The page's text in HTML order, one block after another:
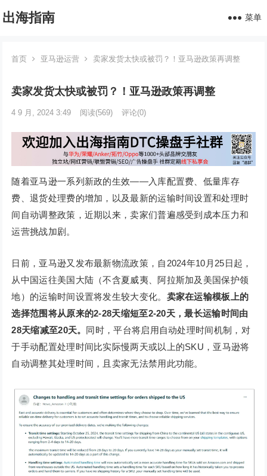
出海指南 菜单
首页 亚马逊运营 卖家发货太快或被罚？！亚马逊政策再调整
卖家发货太快或被罚？！亚马逊政策再调整
4 9 月, 2024 3:49 阅读(569) 评论(0)
随着亚马逊一系列新政的生效——入库配置费、低量库存
费、退货处理费的增加，以及最新的运输时间设置和处理时
间自动调整政策，近期以来，卖家们普遍感受到成本压力和
运营挑战加剧。
日前，亚马逊又发布最新物流政策，自2024年10月25日起，
从中国运往美国大陆（不含夏威夷、阿拉斯加及美国保护领
地）的运输时间设置将发生较大变化。 卖家在运输模板上的
选择范围将从原来的2-28天缩短至2-20天，最长运输时间由
28天缩减至20天。 同时，平台将启用自动处理时间机制，对
于手动配置处理时间比实际慢两天或以上的SKU，亚马逊将
自动调整其处理时间，且卖家无法禁用此功能。